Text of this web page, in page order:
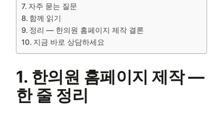
자주 묻는 질문
함께 읽기
정리 — 한의원 홈페이지 제작 결론
지금 바로 상담하세요
1. 한의원 홈페이지 제작 —
한 줄 정리